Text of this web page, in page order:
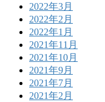
2022年3月
2022年2月
2022年1月
2021年11月
2021年10月
2021年9月
2021年7月
2021年2月